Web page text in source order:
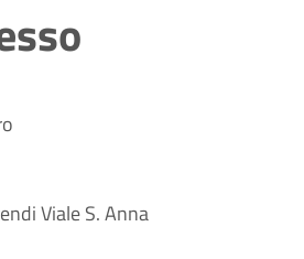
Viale S. Anna